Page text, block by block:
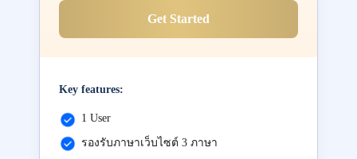
Get Started
Key features:
1 User
รองรับภาษาเว็บไซต์ 3 ภาษา